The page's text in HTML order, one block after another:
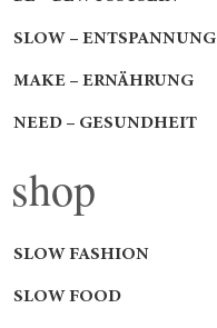
SLOW – ENTSPANNUNG
MAKE – ERNÄHRUNG
NEED – GESUNDHEIT
shop
SLOW FASHION
SLOW FOOD